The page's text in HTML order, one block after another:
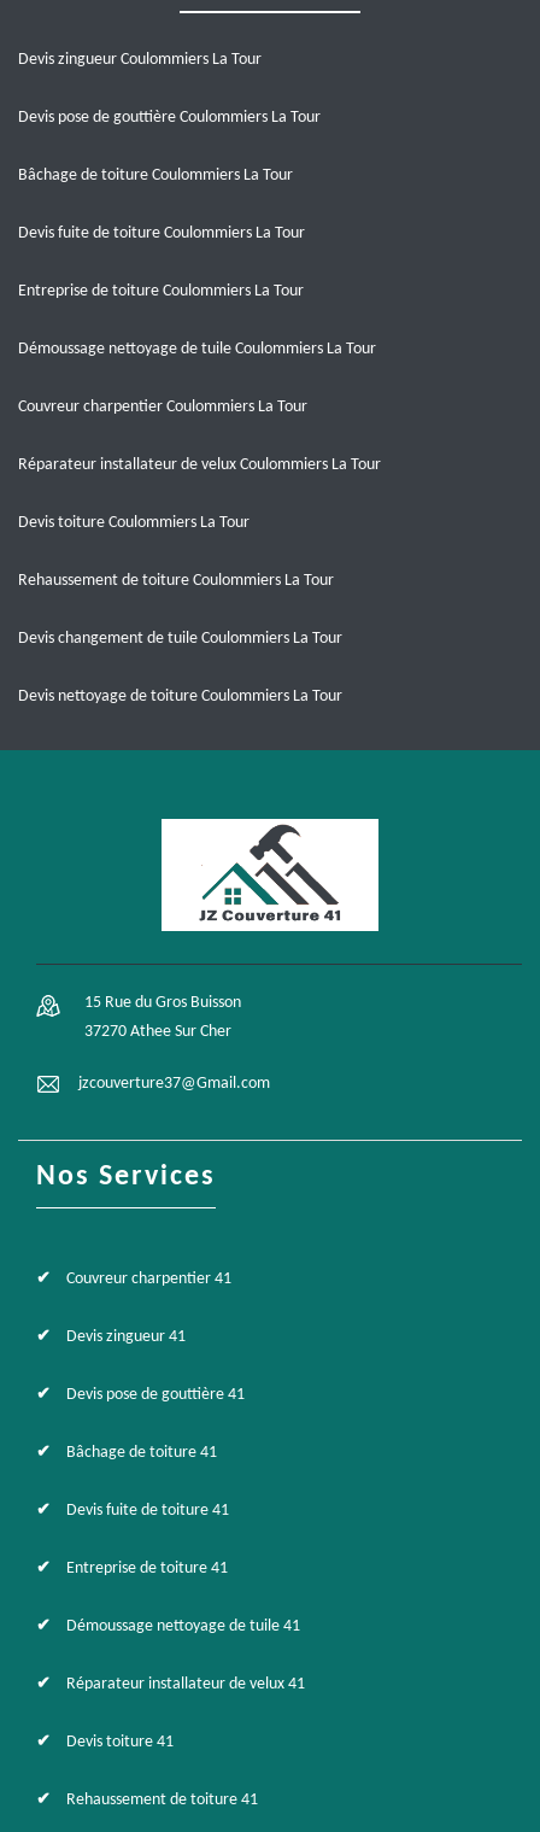
Devis zingueur Coulommiers La Tour
Devis pose de gouttière Coulommiers La Tour
Bâchage de toiture Coulommiers La Tour
Devis fuite de toiture Coulommiers La Tour
Entreprise de toiture Coulommiers La Tour
Démoussage nettoyage de tuile Coulommiers La Tour
Couvreur charpentier Coulommiers La Tour
Réparateur installateur de velux Coulommiers La Tour
Devis toiture Coulommiers La Tour
Rehaussement de toiture Coulommiers La Tour
Devis changement de tuile Coulommiers La Tour
Devis nettoyage de toiture Coulommiers La Tour
15 Rue du Gros Buisson
37270 Athee Sur Cher
jzcouverture37@Gmail.com
Nos Services
Couvreur charpentier 41
Devis zingueur 41
Devis pose de gouttière 41
Bâchage de toiture 41
Devis fuite de toiture 41
Entreprise de toiture 41
Démoussage nettoyage de tuile 41
Réparateur installateur de velux 41
Devis toiture 41
Rehaussement de toiture 41